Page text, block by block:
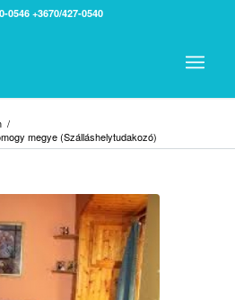
0546 +3670/427-0540
/
megye (Szálláshelytudakozó)